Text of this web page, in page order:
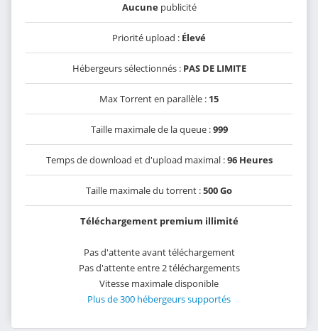
Aucunepublicité
Priorité upload : Élevé
Hébergeurs sélectionnés : PAS DE LIMITE
Max Torrent en parallèle : 15
Taille maximale de la queue :999
Temps de download et d'upload maximal :96 Heures
Taille maximale du torrent :500 Go
Téléchargement premium illimité
Pas d'attente avant téléchargement
Pas d'attente entre 2 téléchargements
Vitesse maximale disponible
Plus de 300 hébergeurs supportés